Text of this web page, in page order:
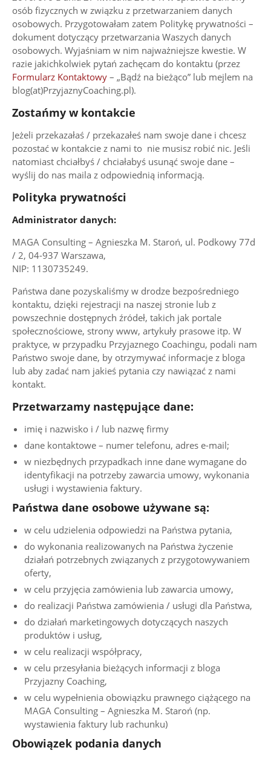
osób fizycznych w związku z przetwarzaniem danych
osobowych. Przygotowałam zatem Politykę prywatności –
dokument dotyczący przetwarzania Waszych danych
osobowych. Wyjaśniam w nim najważniejsze kwestie. W
razie jakichkolwiek pytań zachęcam do kontaktu (przez
Formularz Kontaktowy – „Bądź na bieżąco” lub mejlem na
blog(at)PrzyjaznyCoaching.pl).
Zostańmy w kontakcie
Jeżeli przekazałaś / przekazałeś nam swoje dane i chcesz
pozostać w kontakcie z nami to nie musisz robić nic. Jeśli
natomiast chciałbyś / chciałabyś usunąć swoje dane –
wyślij do nas maila z odpowiednią informacją.
Polityka prywatności
Administrator danych:
MAGA Consulting – Agnieszka M. Staroń, ul. Podkowy 77d
/ 2, 04-937 Warszawa,
NIP: 1130735249.
Państwa dane pozyskaliśmy w drodze bezpośredniego
kontaktu, dzięki rejestracji na naszej stronie lub z
powszechnie dostępnych źródeł, takich jak portale
społecznościowe, strony www, artykuły prasowe itp. W
praktyce, w przypadku Przyjaznego Coachingu, podali nam
Państwo swoje dane, by otrzymywać informacje z bloga
lub aby zadać nam jakieś pytania czy nawiązać z nami
kontakt.
Przetwarzamy następujące dane:
imię i nazwisko i / lub nazwę firmy
dane kontaktowe – numer telefonu, adres e-mail;
w niezbędnych przypadkach inne dane wymagane do
identyfikacji na potrzeby zawarcia umowy, wykonania
usługi i wystawienia faktury.
Państwa dane osobowe używane są:
w celu udzielenia odpowiedzi na Państwa pytania,
do wykonania realizowanych na Państwa życzenie
działań potrzebnych związanych z przygotowywaniem
oferty,
w celu przyjęcia zamówienia lub zawarcia umowy,
do realizacji Państwa zamówienia / usługi dla Państwa,
do działań marketingowych dotyczących naszych
produktów i usług,
w celu realizacji współpracy,
w celu przesyłania bieżących informacji z bloga
Przyjazny Coaching,
w celu wypełnienia obowiązku prawnego ciążącego na
MAGA Consulting – Agnieszka M. Staroń (np.
wystawienia faktury lub rachunku)
Obowiązek podania danych